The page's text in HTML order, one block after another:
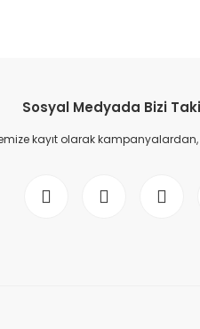
Sosyal Medyada Bizi
kayıt olarak